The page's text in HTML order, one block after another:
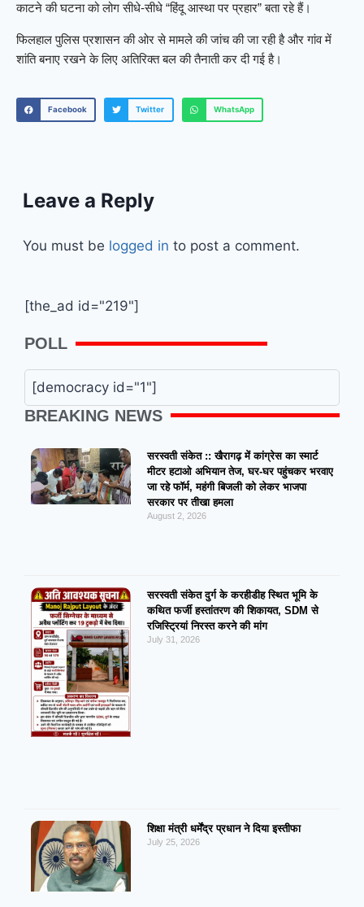
काटने की घटना को लोग सीधे-सीधे “हिंदू आस्था पर प्रहार” बता रहे हैं।
फिलहाल पुलिस प्रशासन की ओर से मामले की जांच की जा रही है और गांव में
शांति बनाए रखने के लिए अतिरिक्त बल की तैनाती कर दी गई है।
Facebook Twitter WhatsApp
Leave a Reply
You must be logged in to post a comment.
[the_ad id="219"]
POLL
[democracy id="1"]
BREAKING NEWS
सरस्वती संकेत :: खैरागढ़ में कांग्रेस का स्मार्ट
मीटर हटाओ अभियान तेज, घर-घर पहुंचकर भरवाए
जा रहे फॉर्म, महंगी बिजली को लेकर भाजपा
सरकार पर तीखा हमला
August 2, 2026
सरस्वती संकेत दुर्ग के करहीडीह स्थित भूमि के
कथित फर्जी हस्तांतरण की शिकायत, SDM से
रजिस्ट्रियां निरस्त करने की मांग
July 31, 2026
शिक्षा मंत्री धर्मेंद्र प्रधान ने दिया इस्तीफा
July 25, 2026